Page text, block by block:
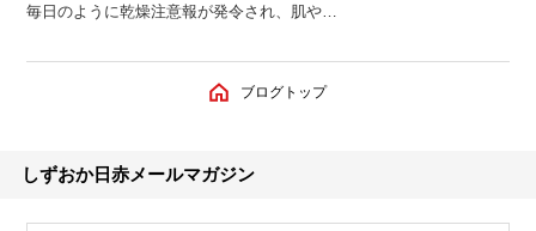
毎日のように乾燥注意報が発令され、肌やの
節分の豆には「魔を滅する（まをめっす
る）」という語呂合わせの意味があり、さら
えられているから。 日本の季節行事の一つ
ブログトップ
しずおか日赤メールマガジン